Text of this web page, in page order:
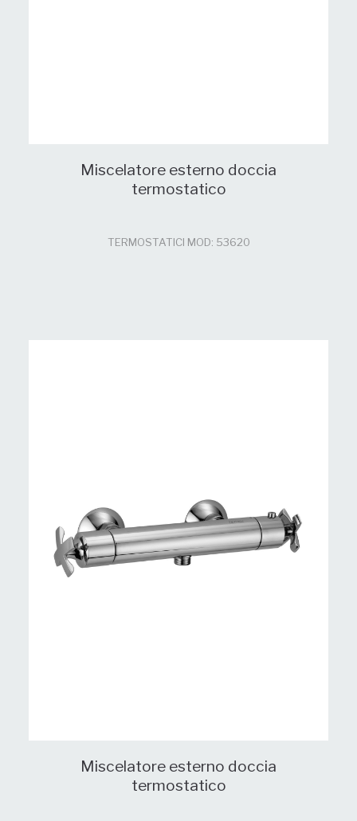
Miscelatore esterno doccia
termostatico
TERMOSTATICI MOD: 53620
Miscelatore esterno doccia
termostatico